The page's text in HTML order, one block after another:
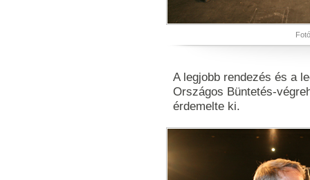
A legjobb rendezés és a
Országos Büntetés-
érdemelte ki.